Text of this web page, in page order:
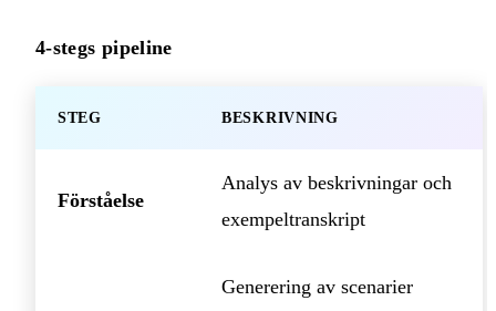
4-stegs pipeline
STEG BESKRIVNING
Förståelse
Analys av beskrivningar och
exempeltranskript
Generering av scenarier